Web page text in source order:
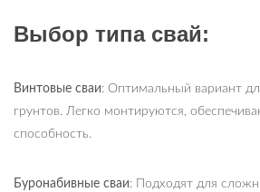
Выбор типа свай:
Винтовые сваи: Оптимальный вариант
грунтов. Легко монтируются,
способность.
Буронабивные сваи: Подходят для